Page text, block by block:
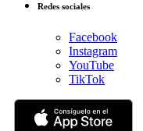
Redes sociales
Facebook
Instagram
YouTube
TikTok